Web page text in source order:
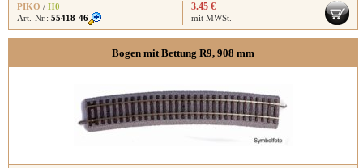
PIKO / H0
Art.-Nr.: 55418-46
3.45 €
mit MWSt.
Bogen mit Bettung R9, 908 mm